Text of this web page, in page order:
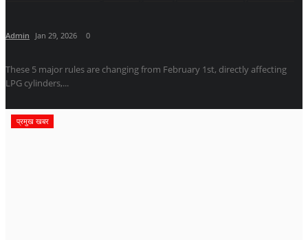
Admin Jan 29, 2026 0
These 5 major rules are changing from February 1st, directly affecting
LPG cylinders,...
प्रमुख खबर